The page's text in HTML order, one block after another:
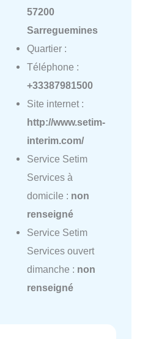
57200
Sarreguemines
Quartier :
Téléphone :
+33387981500
Site internet :
http://www.setim-
interim.com/
Service Setim
Services à
domicile : non
renseigné
Service Setim
Services ouvert
dimanche : non
renseigné